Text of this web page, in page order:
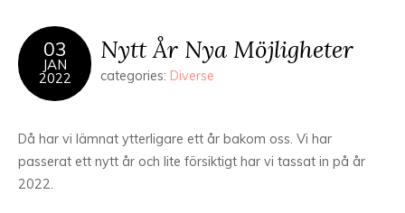
03
JAN
2022
Nytt År Nya Möjligheter
categories: Diverse
Då har vi lämnat ytterligare ett år bakom oss. Vi har
passerat ett nytt år och lite försiktigt har vi tassat in på år
2022.